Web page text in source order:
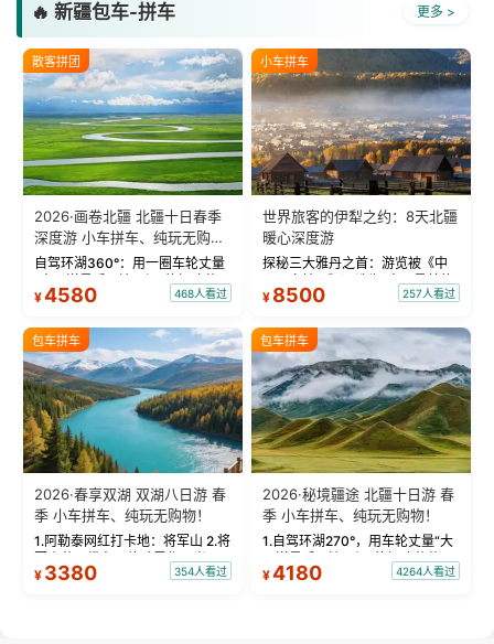
🔥 新疆包车-拼车 更多 >
散客拼团
2026·画卷北疆 北疆十日春季
深度游 小车拼车、纯玩无购
物！
自驾环湖360°：用一圈车轮丈量
“大西洋最后一滴眼泪”的极致蔚
蓝。 赛湖旅拍：甄选多款风格服
绝美瞬间。 赛湖坦克300跟车视
频：专业摄影师...
¥4580 468人看过
小车拼车
世界旅客的伊犁之约：8天北疆
暖心深度游
探秘三大雅丹之首：游览被《中
国国家地理》评选为“中国最美的
三大雅丹”第一名的克拉玛依魔鬼
瓦人最大村落——禾木村，欣赏
晨雾与小木...
¥ 8500 257人看过
包车拼车
2026·春享双湖 双湖八日游 春
季 小车拼车、纯玩无购物！
1.阿勒泰网红打卡地：将军山 2.将
军山落日缆车，体验雪都风光 3.
将军山，夕阳派对，蹦迪party 4.
¥ 3380 354人看过
包车拼车
2026·秘境疆途 北疆十日游 春
季 小车拼车、纯玩无购物！
1.自驾环湖270°，用车轮丈量“大
西洋最后一滴眼泪”的极致蔚蓝，
让雪山、花海与深邃湖水在转弯
¥4180 4264人看过